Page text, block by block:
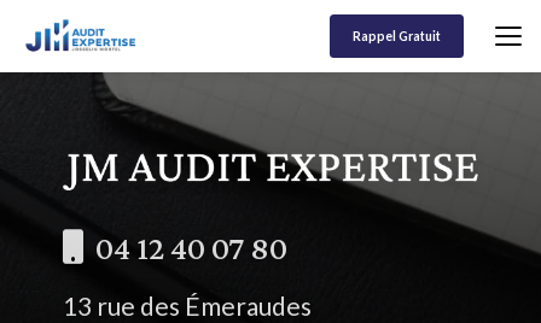
contenu
Rappel Gratuit
04 12 40 07 80
13 rue des Émeraudes